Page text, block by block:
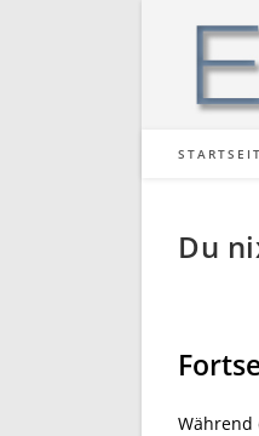
Du
Während